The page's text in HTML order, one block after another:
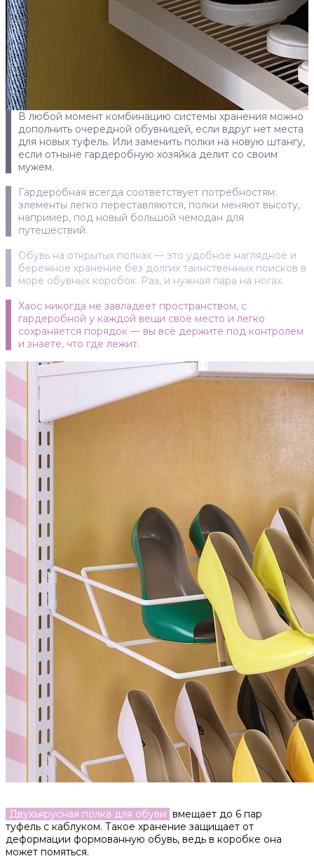
В любой момент комбинацию системы хранения можно
дополнить очередной обувницей, если вдруг нет места
для новых туфель. Или заменить полки на новую штангу,
если отныне гардеробную хозяйка делит со своим
мужем.
Гардеробная всегда соответствует потребностям:
элементы легко переставляются, полки меняют высоту,
например, под новый большой чемодан для
путешествий.
Обувь на открытых полках — это удобное наглядное и
бережное хранение без долгих таинственных поисков в
море обувных коробок. Раз, и нужная пара на ногах.
Хаос никогда не завладеет пространством, с
гардеробной у каждой вещи свое место и легко
сохраняется порядок — вы всё держите под контролем
и знаете, что где лежит.
Двухъярусная полка для обуви вмещает до 6 пар
туфель с каблуком. Такое хранение защищает от
деформации формованную обувь, ведь в коробке она
может помяться.